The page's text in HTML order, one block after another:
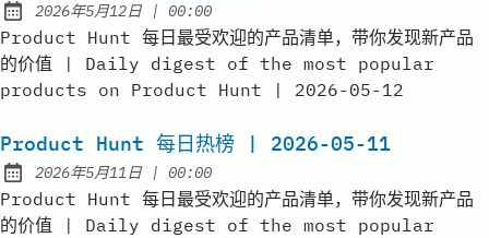
Published:
2026年5月12日| at
00:00
Product Hunt 每日最受欢迎的产品清单，带你发现新产品
的价值 | Daily digest of the most popular
products on Product Hunt | 2026-05-12
Product Hunt 每日热榜 | 2026-05-11
Published:
2026年5月11日| at
00:00
Product Hunt 每日最受欢迎的产品清单，带你发现新产品
的价值 | Daily digest of the most popular